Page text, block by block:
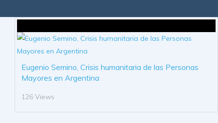
Eugenio Semino, Crisis humanitaria de las Personas
Mayores en Argentina
126 Views